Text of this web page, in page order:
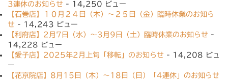
3連休のお知らせ - 14,250 ビュー
【石巻店】１０月２４日（木）〜２５日（金）臨時休業のお知ら
せ - 14,243 ビュー
【利府店】2月7日（水）〜3月9日（土）臨時休業のお知らせ -
14,228 ビュー
【愛子店】2025年2月上旬「移転」のお知らせ - 14,208 ビュ
ー
【花京院店】8月15日（木）〜18日（日）「4連休」のお知らせ